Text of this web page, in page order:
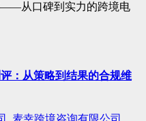
——从口碑到实力的跨境电
：从策略到结果的合规维
, 麦幸跨境咨询有限公司